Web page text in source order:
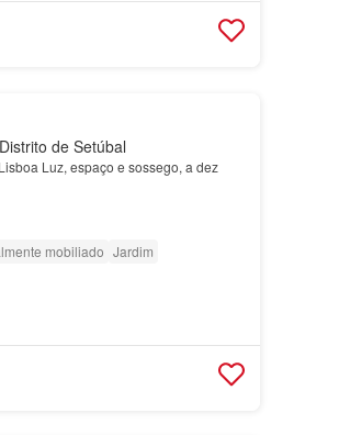
de Setúbal
Luz, espaço e sossego, a dez
mobiliado Jardim